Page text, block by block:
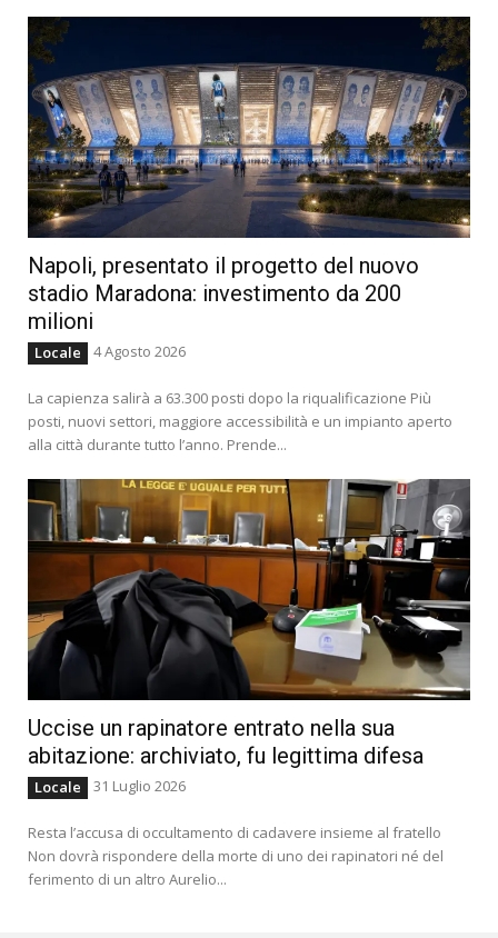
Napoli, presentato il progetto del nuovo
stadio Maradona: investimento da 200
milioni
Locale 4 Agosto 2026
La capienza salirà a 63.300 posti dopo la riqualificazione Più
posti, nuovi settori, maggiore accessibilità e un impianto aperto
alla città durante tutto l’anno. Prende...
Uccise un rapinatore entrato nella sua
abitazione: archiviato, fu legittima difesa
Locale 31 Luglio 2026
Resta l’accusa di occultamento di cadavere insieme al fratello
Non dovrà rispondere della morte di uno dei rapinatori né del
ferimento di un altro Aurelio...